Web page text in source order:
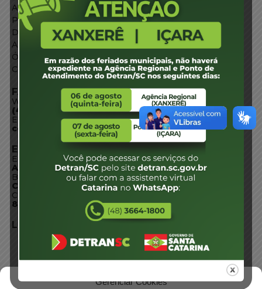
Gerenciar Cookies
Agência de Notícias
Portal de Serviços
Diário Oficial
Acesso à Informação
Órgãos do Governo
Conheça SC
FALE CONOSCO
WhatsApp:
(48) 3664-1800
E-mail:
centraldeinformacoes@detran.sc.gov.br
ENDEREÇO
Endereço:
Av. Almirante Tamandaré - 480
Bairro:
Coqueiros, Florianópolis SC
CEP:
88.080-160
LOCALIZAÇÃO